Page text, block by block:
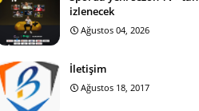
izlenecek
Ağustos 04, 2026
İletişim
Ağustos 18, 2017